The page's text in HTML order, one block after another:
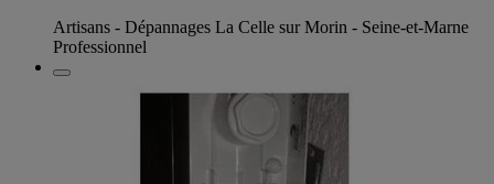
Artisans - Dépannages La Celle sur Morin - Seine-et-Marne
Professionnel